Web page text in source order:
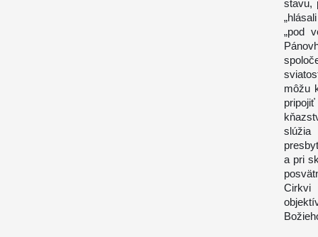
stavu,
„pod
môžu
pripojiť
a pri
Cirkvi